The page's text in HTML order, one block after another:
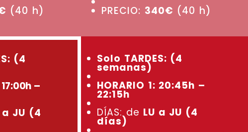
(40 h)
PRECIO: 340€ (40 h)
(4
17:00h –
a JU (4
Solo TARDES: (4
semanas)
HORARIO 1: 20:45h –
22:15h
DÍAS: de LU a JU (4
días)